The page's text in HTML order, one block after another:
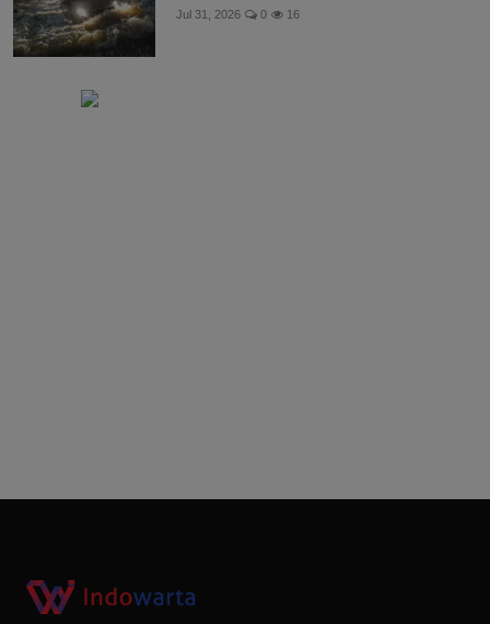
Jul 31, 2026 0 16